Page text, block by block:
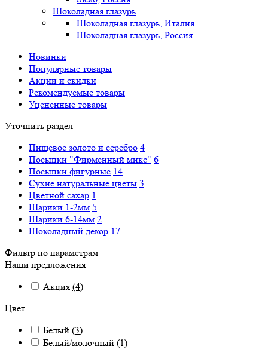
Шоколадная глазурь
Шоколадная глазурь, Италия
Шоколадная глазурь, Россия
Новинки
Популярные товары
Акции и скидки
Рекомендуемые товары
Уцененные товары
Уточнить раздел
Пищевое золото и серебро 4
Посыпки "Фирменный микс" 6
Посыпки фигурные 14
Сухие натуральные цветы 3
Цветной сахар 1
Шарики 1-2мм 5
Шарики 6-14мм 2
Шоколадный декор 17
Фильтр по параметрам
Наши предложения
Акция (4)
Цвет
Белый (3)
Белый/молочный (1)